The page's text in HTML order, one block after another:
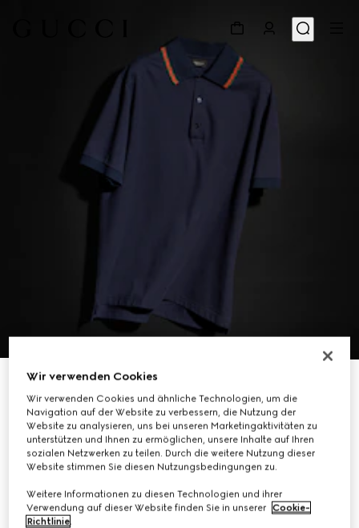
Poloshirt aus Baumwoll-Jersey-Piqué
€ 620
Variantendunkelblau
Wir verwenden Cookies
Wir verwenden Cookies und ähnliche Technologien, um die
Navigation auf der Website zu verbessern, die Nutzung der
Website zu analysieren, uns bei unseren Marketingaktivitäten zu
unterstützen und Ihnen zu ermöglichen, unsere Inhalte auf Ihren
sozialen Netzwerken zu teilen. Durch die weitere Nutzung dieser
Website stimmen Sie diesen Nutzungsbedingungen zu.
Weitere Informationen zu diesen Technologien und ihrer
Verwendung auf dieser Website finden Sie in unserer Cookie-
Richtlinie.